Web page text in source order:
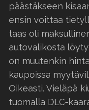
päästäkseen
ensin voittaa
taas oli
autovalikosta
on muutenkin
kaupoissa
Oikeasti. Vieläpä
tuomalla DLC-